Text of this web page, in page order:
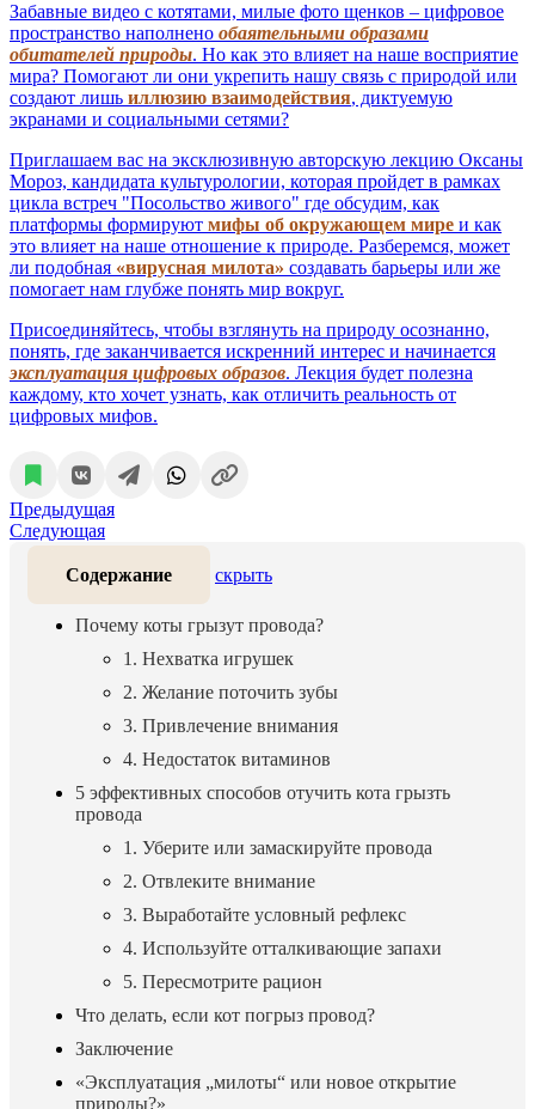
Забавные видео с котятами, милые фото щенков – цифровое
пространство наполнено обаятельными образами
обитателей природы. Но как это влияет на наше восприятие
мира? Помогают ли они укрепить нашу связь с природой или
создают лишь иллюзию взаимодействия, диктуемую
экранами и социальными сетями?
Приглашаем вас на эксклюзивную авторскую лекцию Оксаны
Мороз, кандидата культурологии, которая пройдет в рамках
цикла встреч "Посольство живого" где обсудим, как
платформы формируют мифы об окружающем мире и как
это влияет на наше отношение к природе. Разберемся, может
ли подобная «вирусная милота» создавать барьеры или же
помогает нам глубже понять мир вокруг.
Присоединяйтесь, чтобы взглянуть на природу осознанно,
понять, где заканчивается искренний интерес и начинается
эксплуатация цифровых образов. Лекция будет полезна
каждому, кто хочет узнать, как отличить реальность от
цифровых мифов.
Предыдущая
Следующая
Содержание скрыть
Почему коты грызут провода?
1. Нехватка игрушек
2. Желание поточить зубы
3. Привлечение внимания
4. Недостаток витаминов
5 эффективных способов отучить кота грызть
провода
1. Уберите или замаскируйте провода
2. Отвлеките внимание
3. Выработайте условный рефлекс
4. Используйте отталкивающие запахи
5. Пересмотрите рацион
Что делать, если кот погрыз провод?
Заключение
«Эксплуатация „милоты“ или новое открытие
природы?»